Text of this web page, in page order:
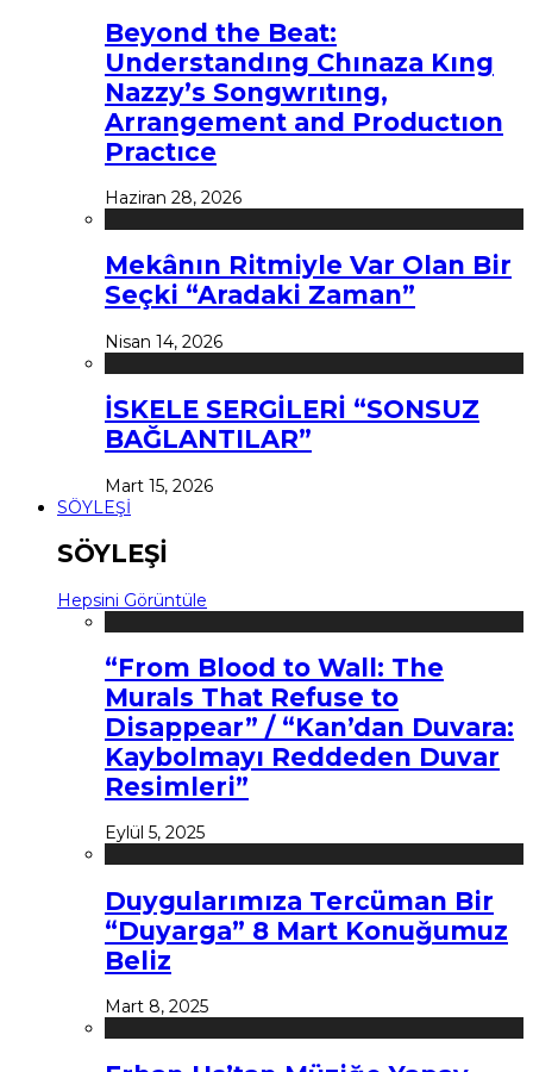
Beyond the Beat:
Understandıng Chınaza Kıng
Nazzy’s Songwrıtıng,
Arrangement and Productıon
Practıce
Haziran 28, 2026
Mekânın Ritmiyle Var Olan Bir
Seçki “Aradaki Zaman”
Nisan 14, 2026
İSKELE SERGİLERİ “SONSUZ
BAĞLANTILAR”
Mart 15, 2026
SÖYLEŞİ
SÖYLEŞİ
Hepsini Görüntüle
“From Blood to Wall: The
Murals That Refuse to
Disappear” / “Kan’dan Duvara:
Kaybolmayı Reddeden Duvar
Resimleri”
Eylül 5, 2025
Duygularımıza Tercüman Bir
“Duyarga” 8 Mart Konuğumuz
Beliz
Mart 8, 2025